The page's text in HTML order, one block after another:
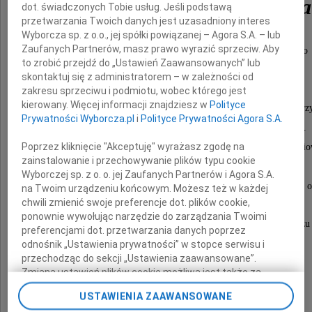
Inż. Eugeniusza Sitka
Wieloletniego Członka Oddziału Radomskiego
Stowarzyszenia Elektryków Polskich.
W zmarłym tracimy serdecznego Kolegę, drogiego
zaangażowanego w rozwój naszej organizacji.
Wyróżniony wieloma Odznaczeniami
oraz Państwowymi i Resortowymi.
Jego śmierć jest niepowetowaną stratą dla nas i dla naszej
Z największym żalem żegnamy Cię Eugeniuszu
i zapewniamy o trwałej pamięci.
Wyrazy głębokiego współczucia
dot. świadczonych Tobie usług. Jeśli podstawą
przetwarzania Twoich danych jest uzasadniony interes
Wyborcza sp. z o.o., jej spółki powiązanej – Agora S.A. – lub
Zaufanych Partnerów, masz prawo wyrazić sprzeciw. Aby
to zrobić przejdź do „Ustawień Zaawansowanych” lub
skontaktuj się z administratorem – w zależności od
zakresu sprzeciwu i podmiotu, wobec którego jest
kierowany. Więcej informacji znajdziesz w Polityce
Prywatności Wyborcza.pl i Polityce Prywatności Agora S.A.
Poprzez kliknięcie "Akceptuję" wyrażasz zgodę na
zainstalowanie i przechowywanie plików typu cookie
Wyborczej sp. z o. o. jej Zaufanych Partnerów i Agora S.A.
na Twoim urządzeniu końcowym. Możesz też w każdej
chwili zmienić swoje preferencje dot. plików cookie,
ponownie wywołując narzędzie do zarządzania Twoimi
preferencjami dot. przetwarzania danych poprzez
odnośnik „Ustawienia prywatności” w stopce serwisu i
przechodząc do sekcji „Ustawienia zaawansowane”.
Zmiana ustawień plików cookie możliwa jest także za
pomocą ustawień przeglądarki.
USTAWIENIA ZAAWANSOWANE